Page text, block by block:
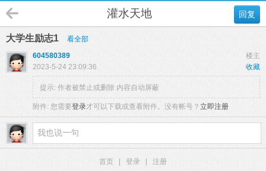
回复
灌水天地
大学生励志1
看全部
楼主
604580389
收藏
2023-5-24 23:09:36
提示: 作者被禁止或删除 内容自动屏蔽
附件: 您需要登录才可以下载或查看附件。没有帐号？ 立即注册
首页 登录
注册